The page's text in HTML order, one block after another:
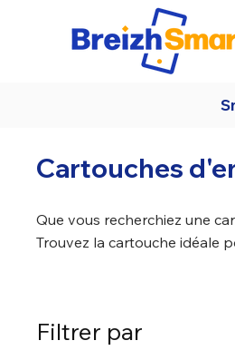
Cartouches
Que vous recherchiez une
Trouvez la cartouche idéale
Filtrer par